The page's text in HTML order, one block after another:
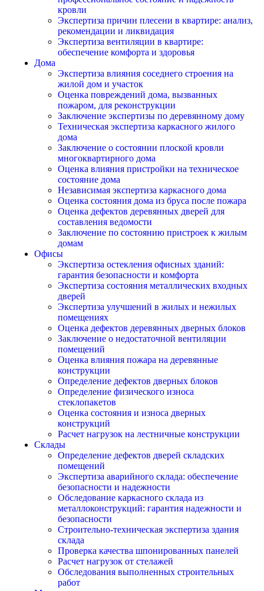
кровли
Экспертиза причин плесени в квартире: анализ,
рекомендации и ликвидация
Экспертиза вентиляции в квартире:
обеспечение комфорта и здоровья
Дома
Экспертиза влияния соседнего строения на
жилой дом и участок
Оценка повреждений дома, вызванных
пожаром, для реконструкции
Заключение экспертизы по деревянному дому
Техническая экспертиза каркасного жилого
дома
Заключение о состоянии плоской кровли
многоквартирного дома
Оценка влияния пристройки на техническое
состояние дома
Независимая экспертиза каркасного дома
Оценка состояния дома из бруса после пожара
Оценка дефектов деревянных дверей для
составления ведомости
Заключение по состоянию пристроек к жилым
домам
Офисы
Экспертиза остекления офисных зданий:
гарантия безопасности и комфорта
Экспертиза состояния металлических входных
дверей
Экспертиза улучшений в жилых и нежилых
помещениях
Оценка дефектов деревянных дверных блоков
Заключение о недостаточной вентиляции
помещений
Оценка влияния пожара на деревянные
конструкции
Определение дефектов дверных блоков
Определение физического износа
стеклопакетов
Оценка состояния и износа дверных
конструкций
Расчет нагрузок на лестничные конструкции
Склады
Определение дефектов дверей складских
помещений
Экспертиза аварийного склада: обеспечение
безопасности и надежности
Обследование каркасного склада из
металлоконструкций: гарантия надежности и
безопасности
Строительно-техническая экспертиза здания
склада
Проверка качества шпонированных панелей
Расчет нагрузок от стелажей
Обследования выполненных строительных
работ